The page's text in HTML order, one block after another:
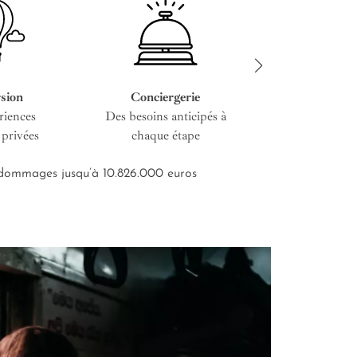
Conciergerie
Des besoins anticipés à
chaque étape
jusqu’à 10.826.000 euros